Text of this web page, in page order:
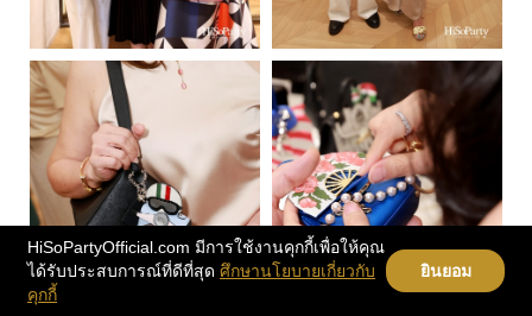
HiSoPartyOfficial.com มีการใช้งานคุกกี้เพื่อให้คุณ
ได้รับประสบการณ์ที่ดีที่สุด ศึกษานโยบายเกี่ยวกับ
คุกกี้
ยินยอม